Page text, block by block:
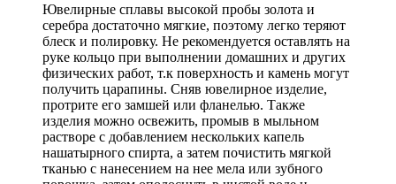
Ювелирные сплавы высокой пробы золота и
серебра достаточно мягкие, поэтому легко теряют
блеск и полировку. Не рекомендуется оставлять на
руке кольцо при выполнении домашних и других
физических работ, т.к поверхность и камень могут
получить царапины. Сняв ювелирное изделие,
протрите его замшей или фланелью. Также
изделия можно освежить, промыв в мыльном
растворе с добавлением нескольких капель
нашатырного спирта, а затем почистить мягкой
тканью с нанесением на нее мела или зубного